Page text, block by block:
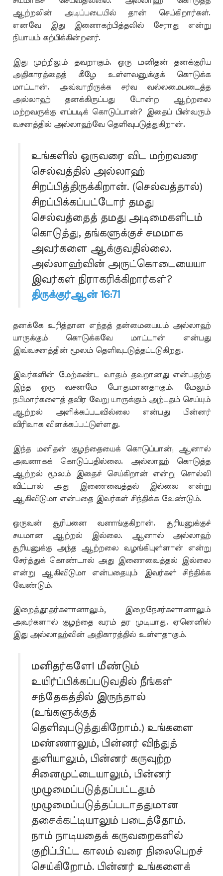
ஆற்றலின் அடிப்படையில் தான் செய்கிறார்கள்.
எனவே இது இணைகற்பித்தலில் சேராது என்று
நியாயம் கற்பிக்கின்றனர்.
இது முற்றிலும் தவறாகும். ஒரு மனிதன் தனக்குரிய
அதிகாரத்தைத் கீழே உள்ளவனுக்குக் கொடுக்க
மாட்டான். அவ்வாறிருக்க சர்வ வல்லமைபடைத்த
அல்லாஹ் தனக்கிருப்பது போன்ற ஆற்றலை
மற்றவருக்கு எப்படிக் கொடுப்பான்? இதைப் பின்வரும்
வசனத்தில் அல்லாஹ்வே தெளிவுபடுத்துகிறான்.
உங்களில் ஒருவரை விட மற்றவரை
செல்வத்தில் அல்லாஹ்
சிறப்பித்திருக்கிறான். (செல்வத்தால்)
சிறப்பிக்கப்பட்டோர் தமது
செல்வத்தைத் தமது அடிமைகளிடம்
கொடுத்து, தங்களுக்குச் சமமாக
அவர்களை ஆக்குவதில்லை.
அல்லாஹ்வின் அருட்கொடையையா
இவர்கள் நிராகரிக்கிறார்கள்?
திருக்குர்ஆன் 16:71
தனக்கே உரித்தான எந்தத் தன்மையையும் அல்லாஹ்
யாருக்கும் கொடுக்கவே மாட்டான் என்பது
இவ்வசனத்தின் மூலம் தெளிவுபடுத்தப்படுகிறது.
இவர்களின் மேற்கண்ட வாதம் தவறானது என்பதற்கு
இந்த ஒரு வசனமே போதுமானதாகும். மேலும்
நபிமார்களைத் தவிர வேறு யாருக்கும் அற்புதம் செய்யும்
ஆற்றல் அளிக்கப்படவில்லை என்பது பின்னர்
விரிவாக விளக்கப்பட்டுள்ளது.
இந்த மனிதன் குழந்தையைக் கொடுப்பான்; ஆனால்
அவனாகக் கொடுப்பதில்லை. அல்லாஹ் கொடுத்த
ஆற்றல் மூலம் இதைச் செய்கிறான் என்று சொல்லி
விட்டால் அது இணைவைத்தல் இல்லை என்று
ஆகிவிடுமா என்பதை இவர்கள் சிந்திக்க வேண்டும்.
ஒருவன் சூரியனை வணங்குகிறான். சூரியனுக்குச்
சுயமான ஆற்றல் இல்லை. ஆனால் அல்லாஹ்
சூரியனுக்கு அந்த ஆற்றலை வழங்கியுள்ளான் என்று
சேர்த்துக் கொண்டால் அது இணைவைத்தல் இல்லை
என்று ஆகிவிடுமா என்பதையும் இவர்கள் சிந்திக்க
வேண்டும்.
இறைத்தூதர்களானாலும், இறைநேசர்களானாலும்
அவர்களால் குழந்தை வரம் தர முடியாது. ஏனெனில்
இது அல்லாஹ்வின் அதிகாரத்தில் உள்ளதாகும்.
மனிதர்களே! மீண்டும்
உயிர்ப்பிக்கப்படுவதில் நீங்கள்
சந்தேகத்தில் இருந்தால்
(உங்களுக்குத்
தெளிவுபடுத்துகிறோம்.) உங்களை
மண்ணாலும், பின்னர் விந்துத்
துளியாலும், பின்னர் கருவுற்ற
சினைமுட்டையாலும், பின்னர்
முழுமைப்படுத்தப்பட்டதும்
முழுமைப்படுத்தப்படாததுமான
தசைக்கட்டியாலும் படைத்தோம்.
நாம் நாடியதைக் கருவறைகளில்
குறிப்பிட்ட காலம் வரை நிலைபெறச்
செய்கிறோம். பின்னர் உங்களைக்